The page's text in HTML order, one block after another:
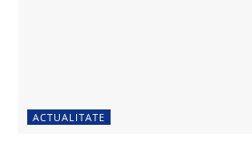
ACTUALITATE